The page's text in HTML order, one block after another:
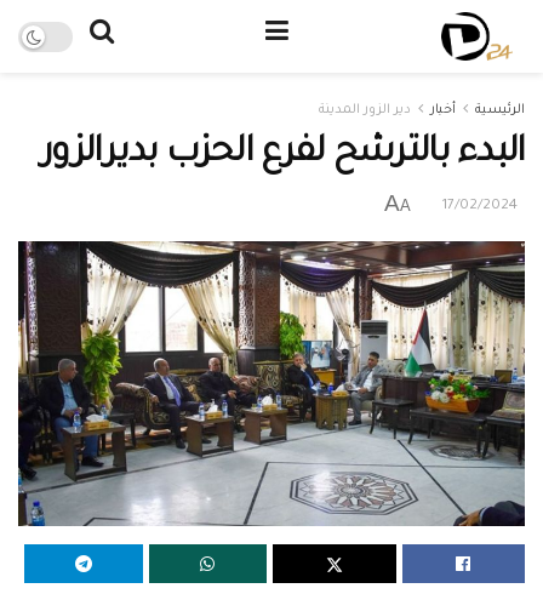
الرئيسية أخبار دير الزور المدينة
البدء بالترشح لفرع الحزب بديرالزور
17/02/2024
A
A